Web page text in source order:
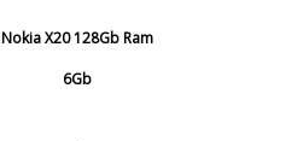
Nokia X20 128Gb Ram
6Gb